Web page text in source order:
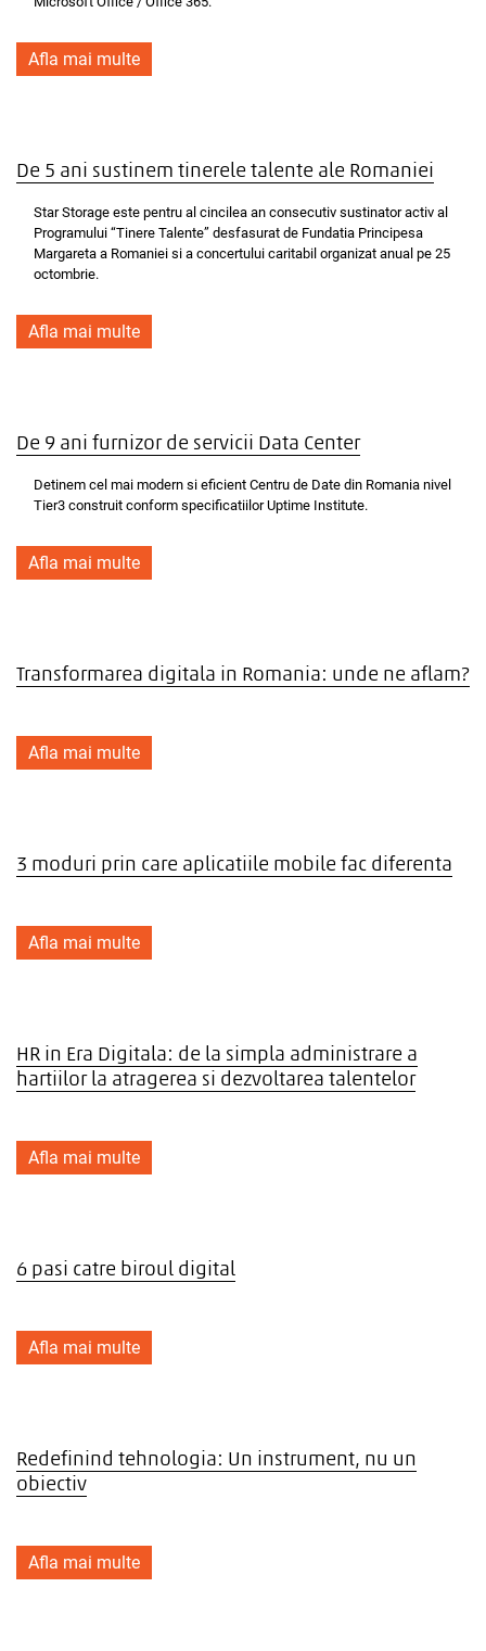
Afla mai multe
De 5 ani sustinem tinerele talente ale Romaniei
Star Storage este pentru al cincilea an consecutiv sustinator activ al
Programului “Tinere Talente” desfasurat de Fundatia Principesa
Margareta a Romaniei si a concertului caritabil organizat anual pe 25
octombrie.
Afla mai multe
De 9 ani furnizor de servicii Data Center
Detinem cel mai modern si eficient Centru de Date din Romania nivel
Tier3 construit conform specificatiilor Uptime Institute.
Afla mai multe
Transformarea digitala in Romania: unde ne aflam?
Afla mai multe
3 moduri prin care aplicatiile mobile fac diferenta
Afla mai multe
HR in Era Digitala: de la simpla administrare a
hartiilor la atragerea si dezvoltarea talentelor
Afla mai multe
6 pasi catre biroul digital
Afla mai multe
Redefinind tehnologia: Un instrument, nu un
obiectiv
Afla mai multe